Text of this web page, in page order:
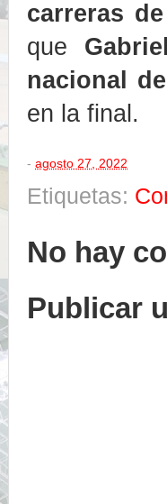
carreras
que
nacional
en la final.
- agosto 27, 2022
Etiquetas:
No hay
Publicar